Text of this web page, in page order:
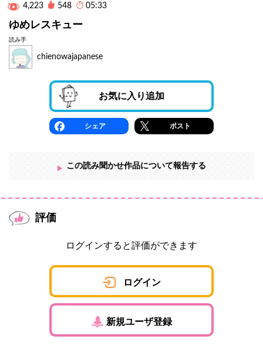
4,223
548 05:33
ゆめレスキュー
読み手
chienowajapanese
お気に入り追加
シェア ポスト
この読み聞かせ作品について報告する
評価
ログインすると評価ができます
ログイン
新規ユーザ登録